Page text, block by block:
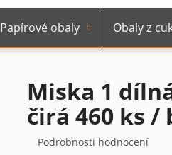
Papírové obaly Obaly z
Miska 1
čirá 460 ks /
Průměrné
Podrobnosti hodnocení